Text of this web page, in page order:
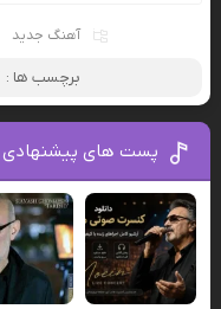
آهنگ جدید
برچسب ها :
پست های پیشنهادی